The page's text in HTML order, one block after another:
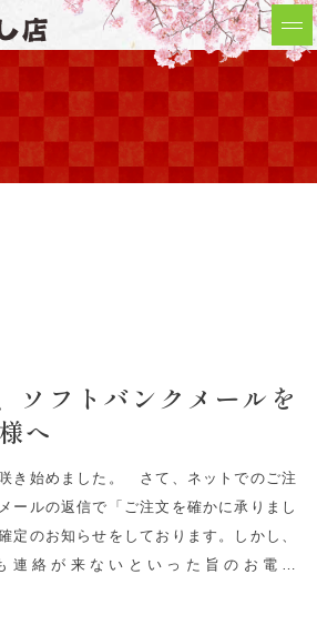
ソフトバンクメールを
へ
き始めました。 さて、ネットでのご注
ールの返信で「ご注文を確かに承りまし
定のお知らせをしております。しかし、
連絡が来ないといった旨のお電…